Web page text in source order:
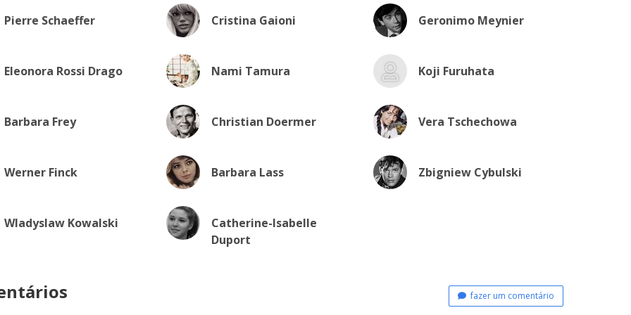
Pierre Schaeffer Cristina Gaioni Geronimo Meynier
Eleonora Rossi Drago Nami Tamura Koji Furuhata
Barbara Frey Christian Doermer Vera Tschechowa
Werner Finck Barbara Lass Zbigniew Cybulski
Wladyslaw Kowalski
Catherine-Isabelle
Duport
fazer um comentário